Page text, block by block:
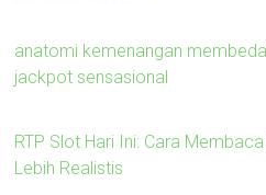
anatomi kemenangan
jackpot sensasional
RTP Slot Hari Ini: Cara
Lebih Realistis